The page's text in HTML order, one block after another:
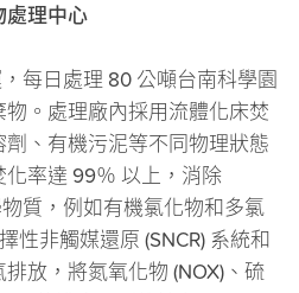
處理中心
每日處理 80 公噸台南科學園
。處理廠內採用流體化床焚
、有機污泥等不同物理狀態
率達 99％ 以上，消除
質，例如有機氯化物和多氯
性非觸媒還原 (SNCR) 系統和
放，將氮氧化物 (NOX)、硫